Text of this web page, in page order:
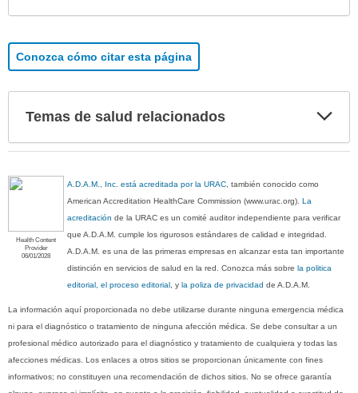
Conozca cómo citar esta página
Temas de salud relacionados
Health Content
Provider
06/01/2028
A.D.A.M., Inc. está acreditada por la URAC, también conocido como
American Accreditation HealthCare Commission (www.urac.org).La
acreditación de la URAC es un comité auditor independiente para verificar
que A.D.A.M. cumple los rigurosos estándares de calidad e integridad.
A.D.A.M. es una de las primeras empresas en alcanzar esta tan importante
distinción en servicios de salud en la red. Conozca más sobrela politica
editorial, el proceso editorial, yla poliza de privacidad de A.D.A.M.
La información aquí proporcionada no debe utilizarse durante ninguna emergencia médica
ni para el diagnóstico o tratamiento de ninguna afección médica. Se debe consultar a un
profesional médico autorizado para el diagnóstico y tratamiento de cualquiera y todas las
afecciones médicas. Los enlaces a otros sitios se proporcionan únicamente con fines
informativos; no constituyen una recomendación de dichos sitios. No se ofrece garantía